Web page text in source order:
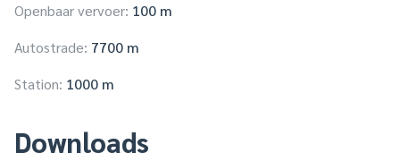
Openbaar vervoer: 100 m
Autostrade: 7700 m
Station: 1000 m
Downloads